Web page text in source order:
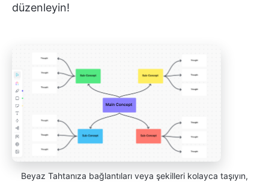
düzenleyin!
Beyaz Tahtanıza bağlantıları veya şekilleri kolayca taşıyın,